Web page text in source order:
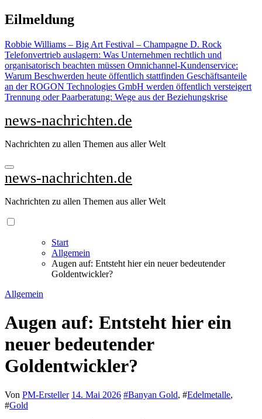
Zu
Inhalten
Eilmeldung
Robbie Williams – Big Art Festival – Champagne D. Rock
Telefonvertrieb auslagern: Was Unternehmen rechtlich und
organisatorisch beachten müssen Omnichannel-Kundenservice:
Warum Beschwerden heute öffentlich stattfinden Geschäftsanteile
an der ROGON Technologies GmbH werden öffentlich versteigert
Trennung oder Paarberatung: Wege aus der Beziehungskrise
news-nachrichten.de
Nachrichten zu allen Themen aus aller Welt
news-nachrichten.de
Nachrichten zu allen Themen aus aller Welt
Start
Allgemein
Augen auf: Entsteht hier ein neuer bedeutender
Goldentwickler?
Allgemein
Augen auf: Entsteht hier ein
neuer bedeutender
Goldentwickler?
Von PM-Ersteller 14. Mai 2026 #Banyan Gold, #Edelmetalle,
#Gold